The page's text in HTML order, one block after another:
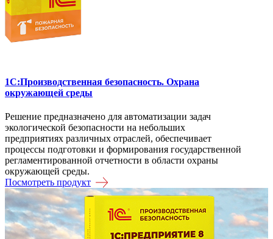
1C:Производственная безопасность. Охрана
окружающей среды
Решение предназначено для автоматизации задач
экологической безопасности на небольших
предприятиях различных отраслей, обеспечивает
процессы подготовки и формирования государственной
регламентированной отчетности в области охраны
окружающей среды.
Посмотреть продукт